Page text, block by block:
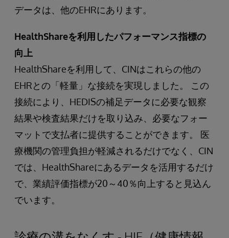
データは、他のEHRにあります。
HealthShareを利用したパフォーマンス指標の
向上
HealthShareを利用して、CINはこれらの他の
EHRとの「軽量」な接続を実現しました。 この
接続により、HEDISの補足データに必要な観察
結果や検査結果だけを取り込み、必要なフォー
マットで支払者に提供することができます。 医
療機関の管理負担が軽減されるだけでなく、CIN
では、HealthShareにあるデータを活用するだけ
で、業績評価指標が20～40％向上すると見込ん
でいます。